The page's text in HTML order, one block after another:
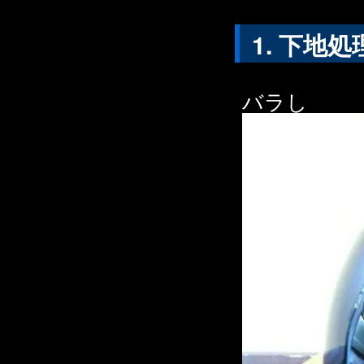
下地処
バラし